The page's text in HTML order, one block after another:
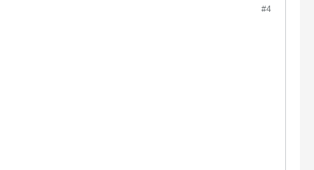
#4